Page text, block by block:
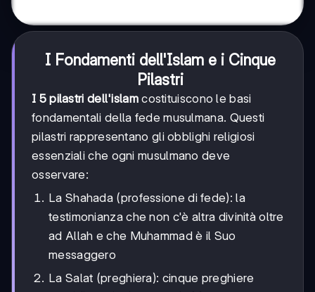
I Fondamenti dell'Islam e i Cinque
Pilastri
I 5 pilastri dell'islamcostituiscono le basi
fondamentali della fede musulmana. Questi
pilastri rappresentano gli obblighi religiosi
essenziali che ogni musulmano deve
osservare:
La Shahada (professione di fede): la
testimonianza che non c'è altra divinità oltre
ad Allah e che Muhammad è il Suo
messaggero
La Salat (preghiera): cinque preghiere